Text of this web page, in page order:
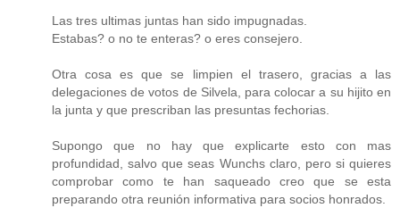
Las tres ultimas juntas han sido impugnadas.
Estabas? o no te enteras? o eres consejero.
Otra cosa es que se limpien el trasero, gracias a las
delegaciones de votos de Silvela, para colocar a su hijito en
la junta y que prescriban las presuntas fechorias.
Supongo que no hay que explicarte esto con mas
profundidad, salvo que seas Wunchs claro, pero si quieres
comprobar como te han saqueado creo que se esta
preparando otra reunión informativa para socios honrados.